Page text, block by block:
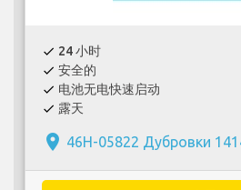
check 24 小时
check 安全的
check 电池无电快速启动
check 露天
place 46Н-05822 Дубровки